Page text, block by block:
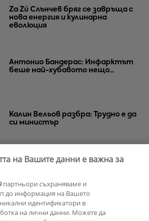
Za Zú Слънчев бряг се завръща с
нова енергия и кулинарна
еволюция
Антонио Бандерас: Инфарктът
беше най-хубавото нещо...
Калин Вельов разбра: Трудно е да
си министър
РЕКЛАМА
на Вашите данни е важна за
партньори съхраняваме и
до информация на Вашето
идентификатори в
на лични данни. Можете да